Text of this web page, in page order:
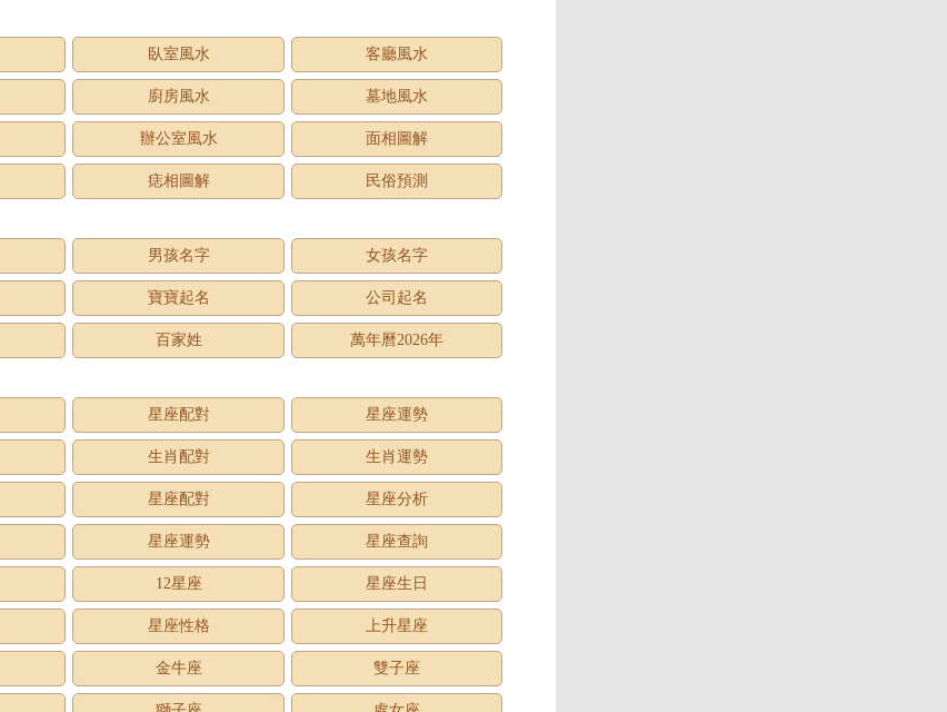
臥室風水 客廳風水
廚房風水 墓地風水
辦公室風水 面相圖解
痣相圖解 民俗預測
男孩名字 女孩名字
寶寶起名 公司起名
百家姓 萬年曆2026年
星座配對 星座運勢
生肖配對 生肖運勢
星座配對 星座分析
星座運勢 星座查詢
12星座 星座生日
星座性格 上升星座
金牛座 雙子座